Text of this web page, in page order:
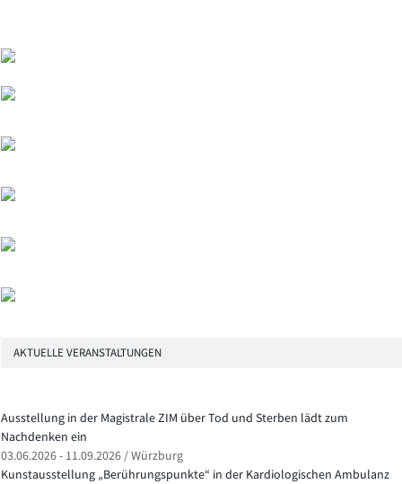
AKTUELLE VERANSTALTUNGEN
Ausstellung in der Magistrale ZIM über Tod und Sterben lädt zum
Nachdenken ein
03.06.2026 - 11.09.2026 / Würzburg
Kunstausstellung „Berührungspunkte“ in der Kardiologischen Ambulanz